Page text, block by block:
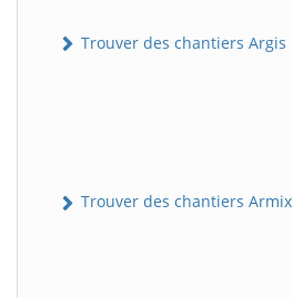
Trouver des chantiers Argis
Trouver des chantiers Armix